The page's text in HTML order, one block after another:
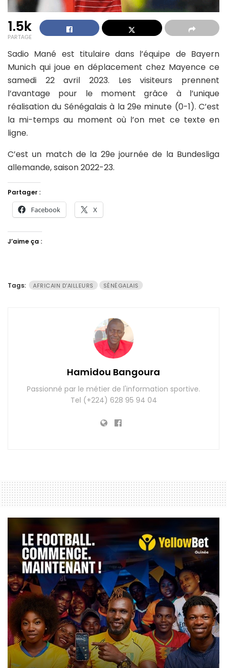
1.5k
PARTAGE
Sadio Mané est titulaire dans l’équipe de Bayern
Munich qui joue en déplacement chez Mayence ce
samedi 22 avril 2023. Les visiteurs prennent
l’avantage pour le moment grâce à l’unique
réalisation du Sénégalais à la 29e minute (0-1). C’est
la mi-temps au moment où l’on met ce texte en
ligne.
C’est un match de la 29e journée de la Bundesliga
allemande, saison 2022-23.
Partager :
Facebook X
J’aime ça :
Tags: AFRICAIN D'AILLEURS SÉNÉGALAIS
Hamidou Bangoura
Passionné par le métier de l'information sportive.
Tel (+224) 628 95 94 04